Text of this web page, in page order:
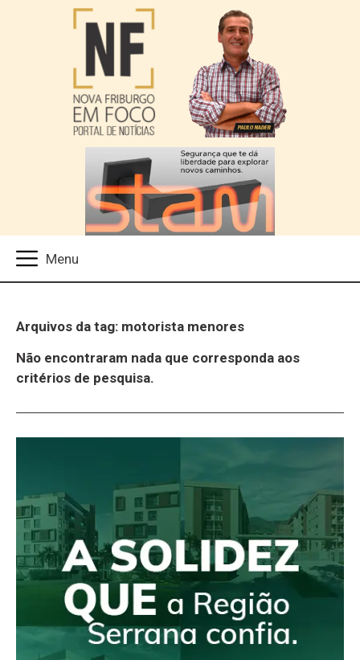
Arquivos da tag: motorista menores
Não encontraram nada que corresponda aos
critérios de pesquisa.